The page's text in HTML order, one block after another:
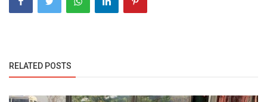
RELATED POSTS